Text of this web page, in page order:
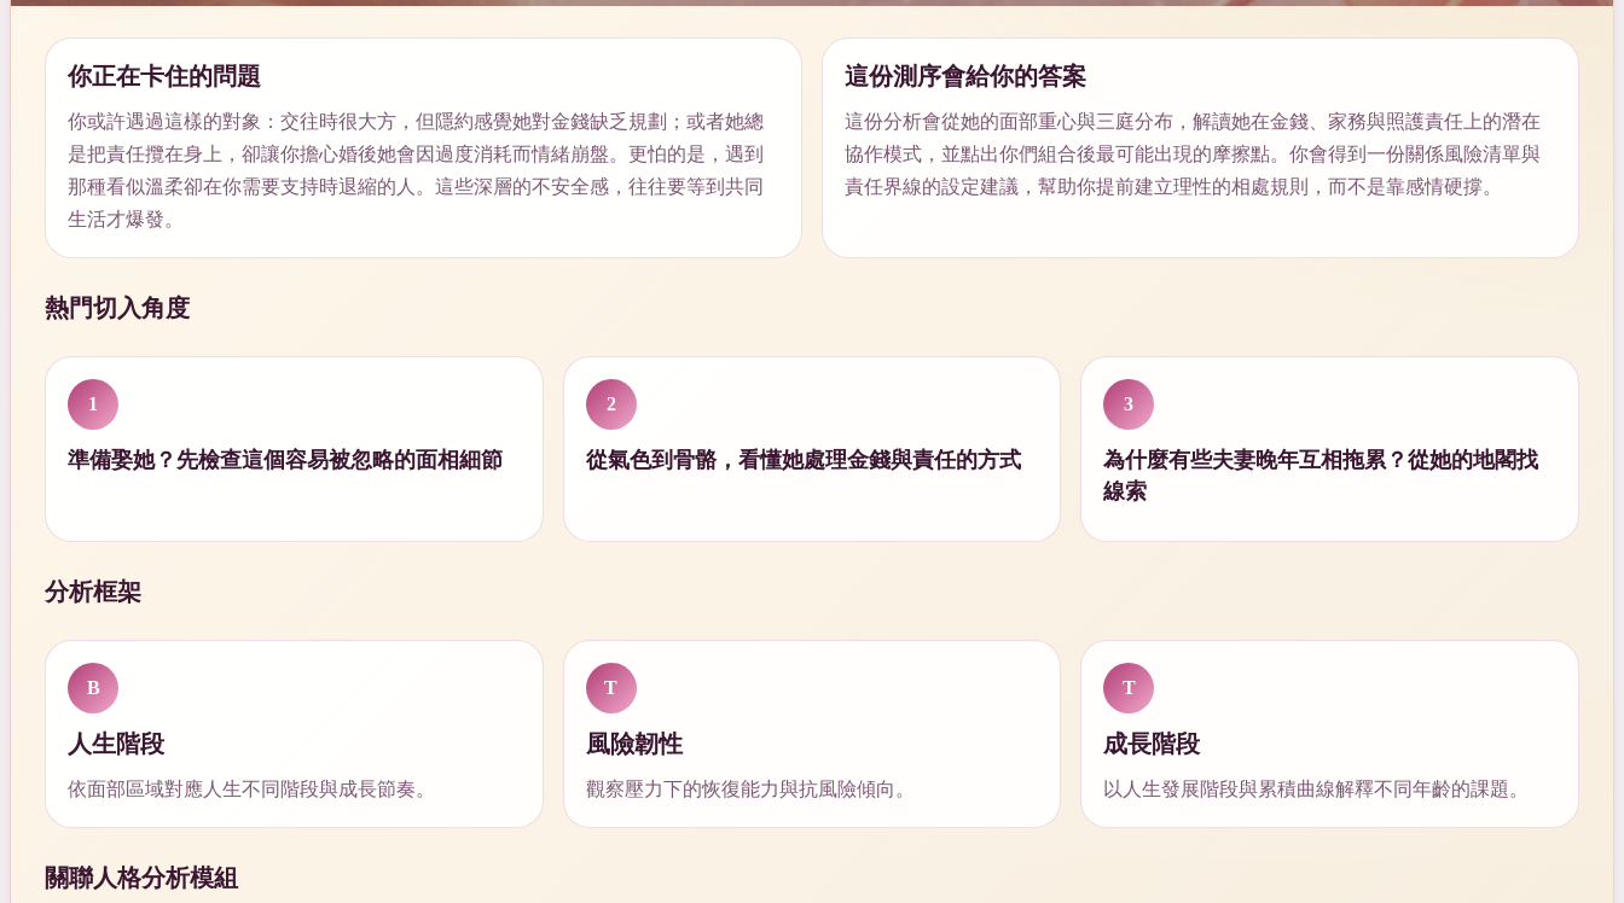
你正在卡住的問題
你或許遇過這樣的對象：交往時很大方，但隱約感覺她對金錢缺乏規劃；或者她總
是把責任攬在身上，卻讓你擔心婚後她會因過度消耗而情緒崩盤。更怕的是，遇到
那種看似溫柔卻在你需要支持時退縮的人。這些深層的不安全感，往往要等到共同
生活才爆發。
這份測序會給你的答案
這份分析會從她的面部重心與三庭分布，解讀她在金錢、家務與照護責任上的潛在
協作模式，並點出你們組合後最可能出現的摩擦點。你會得到一份關係風險清單與
責任界線的設定建議，幫助你提前建立理性的相處規則，而不是靠感情硬撐。
熱門切入角度
1
準備娶她？先檢查這個容易被忽略的面相細節
2
從氣色到骨骼，看懂她處理金錢與責任的方式
3
為什麼有些夫妻晚年互相拖累？從她的地閣找
線索
分析框架
B
人生階段
依面部區域對應人生不同階段與成長節奏。
T
風險韌性
觀察壓力下的恢復能力與抗風險傾向。
T
成長階段
以人生發展階段與累積曲線解釋不同年齡的課題。
關聯人格分析模組